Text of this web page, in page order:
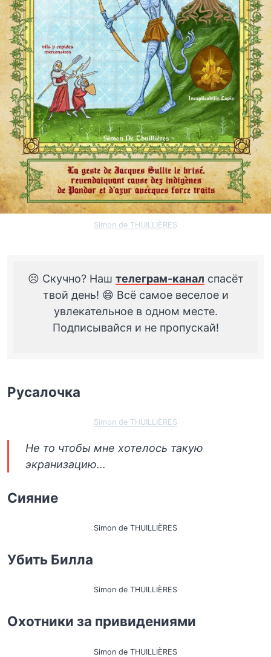
Simon de THUILLIÈRES
☹️ Скучно? Наш телеграм-канал спасёт
твой день! 😄 Всё самое веселое и
увлекательное в одном месте.
Подписывайся и не пропускай!
Русалочка
Simon de THUILLIÈRES
Не то чтобы мне хотелось такую
экранизацию…
Сияние
Simon de THUILLIÈRES
Убить Билла
Simon de THUILLIÈRES
Охотники за привидениями
Simon de THUILLIÈRES